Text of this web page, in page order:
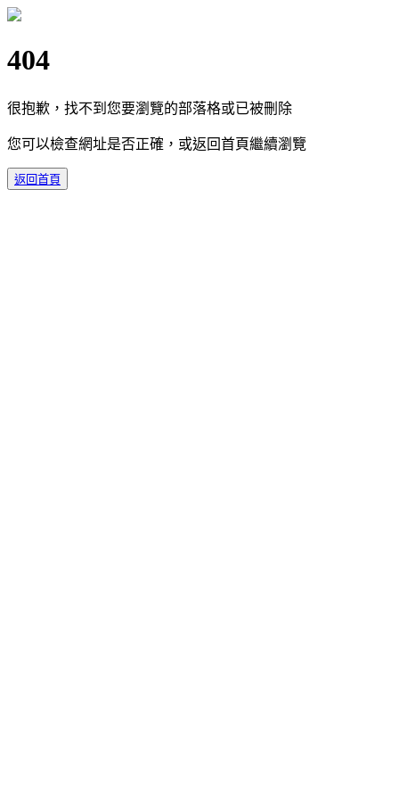
404
很抱歉，找不到您要瀏覽的部落格或已被刪除
您可以檢查網址是否正確，或返回首頁繼續瀏覽
返回首頁